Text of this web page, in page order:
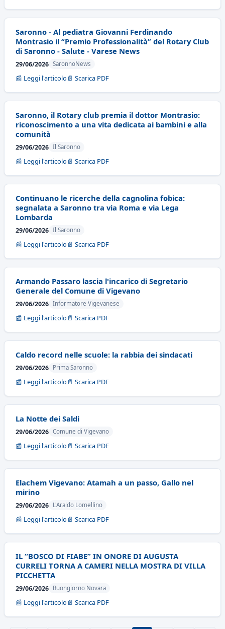
Saronno - Al pediatra Giovanni Ferdinando
Montrasio il “Premio Professionalità” del Rotary Club
di Saronno - Salute - Varese News
29/06/2026 SaronnoNews
📰 Leggi l'articolo 📄 Scarica PDF
Saronno, il Rotary club premia il dottor Montrasio:
riconoscimento a una vita dedicata ai bambini e alla
comunità
29/06/2026 Il Saronno
📰 Leggi l'articolo 📄 Scarica PDF
Continuano le ricerche della cagnolina fobica:
segnalata a Saronno tra via Roma e via Lega
Lombarda
29/06/2026 Il Saronno
📰 Leggi l'articolo 📄 Scarica PDF
Armando Passaro lascia l'incarico di Segretario
Generale del Comune di Vigevano
29/06/2026 Informatore Vigevanese
📰 Leggi l'articolo 📄 Scarica PDF
Caldo record nelle scuole: la rabbia dei sindacati
29/06/2026 Prima Saronno
📰 Leggi l'articolo 📄 Scarica PDF
La Notte dei Saldi
29/06/2026 Comune di Vigevano
📰 Leggi l'articolo 📄 Scarica PDF
Elachem Vigevano: Atamah a un passo, Gallo nel
mirino
29/06/2026 L'Araldo Lomellino
📰 Leggi l'articolo 📄 Scarica PDF
IL “BOSCO DI FIABE” IN ONORE DI AUGUSTA
CURRELI TORNA A CAMERI NELLA MOSTRA DI VILLA
PICCHETTA
29/06/2026 Buongiorno Novara
📰 Leggi l'articolo 📄 Scarica PDF